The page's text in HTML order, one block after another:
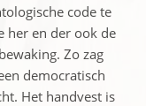
code te
her en der ook de
Zo zag
democratisch
Het handvest is